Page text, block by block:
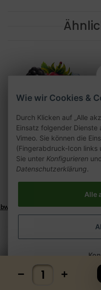
187 - 040 Hamburg
200g
29,90 €*
2 - 3 Werktage((%s - Ausland
Wie wir Cookies &
Durch Klicken auf „Alle
Einsatz folgender Dienste
Vimeo. Sie können die
(Fingerabdruck-Icon links
Sie unter Konfigurieren
Datenschutzerklärung.
Alle
Startseite